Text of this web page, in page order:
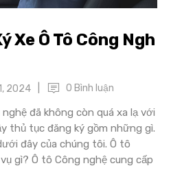
Xe Ô Tô Công Ngh
2024 0 Bình luận
đã không còn quá xa lạ với
thủ tục đăng ký gồm những gì.
đây của chúng tôi. Ô tô
gì? Ô tô Công nghệ cung cấp